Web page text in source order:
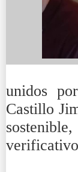
unidos
Castillo